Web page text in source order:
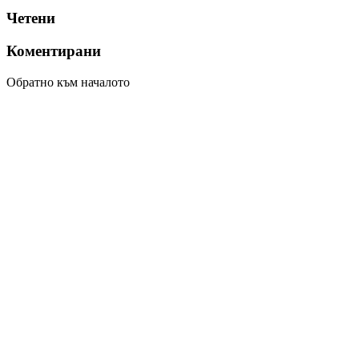
Четени
Коментирани
Обратно към началото